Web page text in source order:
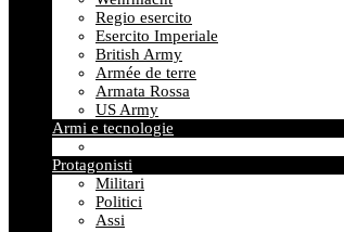
Regio esercito
Esercito Imperiale
British Army
Armée de terre
Armata Rossa
US Army
Armi e tecnologie
Protagonisti
Militari
Politici
Assi